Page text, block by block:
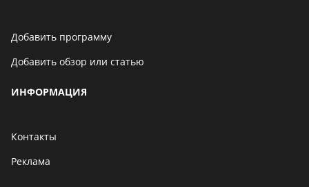
Добавить программу
Добавить обзор или статью
ИНФОРМАЦИЯ
Контакты
Реклама